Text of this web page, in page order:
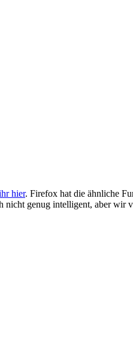
hier. Firefox hat die ähnliche
genug intelligent, aber wir